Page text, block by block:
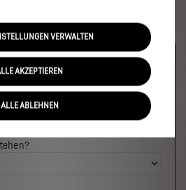
Sie?
VERWALTEN
AKZEPTIEREN
ALLE ABLEHNEN